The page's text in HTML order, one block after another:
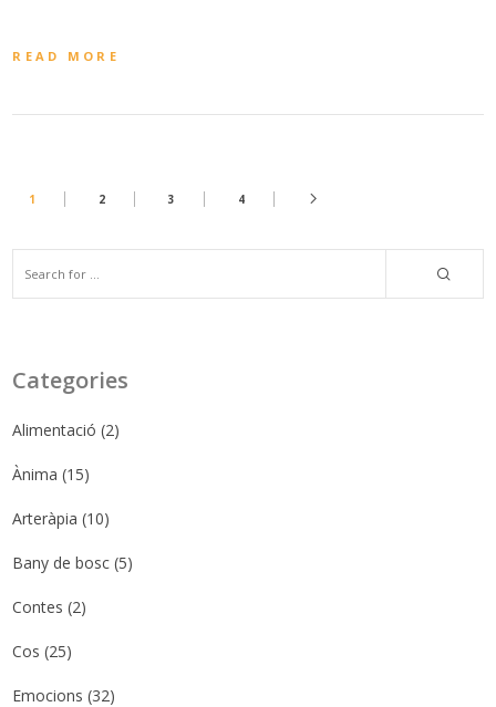
READ MORE
1 2 3 4
Categories
Alimentació (2)
Ànima (15)
Arteràpia (10)
Bany de bosc (5)
Contes (2)
Cos (25)
Emocions (32)